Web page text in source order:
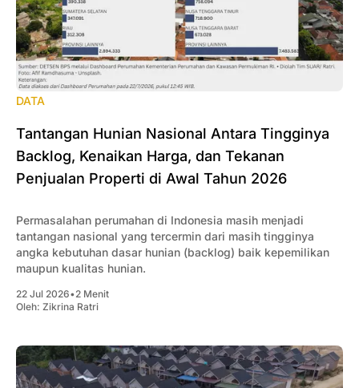
DATA
Tantangan Hunian Nasional Antara Tingginya
Backlog, Kenaikan Harga, dan Tekanan
Penjualan Properti di Awal Tahun 2026
Permasalahan perumahan di Indonesia masih menjadi
tantangan nasional yang tercermin dari masih tingginya
angka kebutuhan dasar hunian (backlog) baik kepemilikan
maupun kualitas hunian.
22 Jul 2026•2 Menit
Oleh: Zikrina Ratri